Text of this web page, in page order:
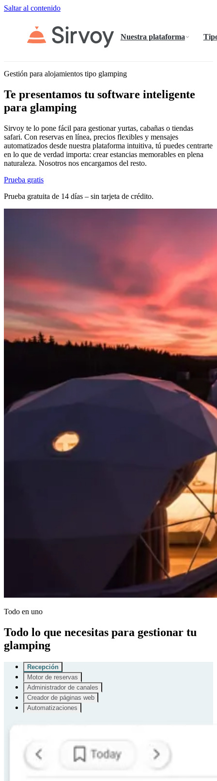
Saltar al contenido
Nuestra plataforma
Gestión para alojamientos tipo glamping
Te presentamos tu software inteligente
para glamping
Sirvoy te lo pone fácil para gestionar yurtas, cabañas o tiendas
safari. Con reservas en línea, precios flexibles y mensajes
automatizados desde nuestra plataforma intuitiva, tú puedes centrarte
en lo que de verdad importa: crear estancias memorables en plena
naturaleza. Nosotros nos encargamos del resto.
Prueba gratis
Prueba gratuita de 14 días – sin tarjeta de crédito.
Todo en uno
Todo lo que necesitas para gestionar tu
glamping
Recepción
Motor de reservas
Administrador de canales
Creador de páginas web
Automatizaciones